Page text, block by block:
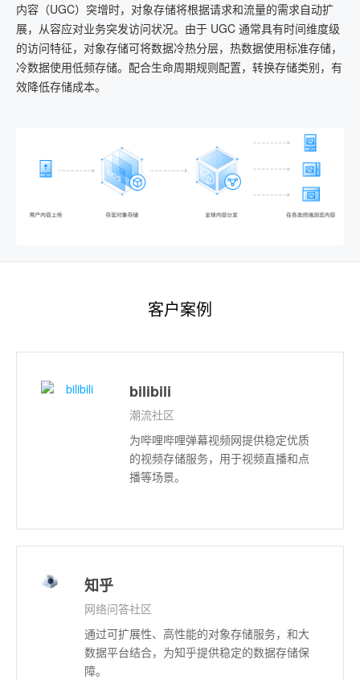
内容（UGC）突增时，对象存储将根据请求和流量的需求自动扩
展，从容应对业务突发访问状况。由于 UGC 通常具有时间维度级
的访问特征，对象存储可将数据冷热分层，热数据使用标准存储，
冷数据使用低频存储。配合生命周期规则配置，转换存储类别，有
效降低存储成本。
客户案例
bilibili
潮流社区
为哔哩哔哩弹幕视频网提供稳定优质
的视频存储服务，用于视频直播和点
播等场景。
知乎
网络问答社区
通过可扩展性、高性能的对象存储服务，和大
数据平台结合，为知乎提供稳定的数据存储保
障。